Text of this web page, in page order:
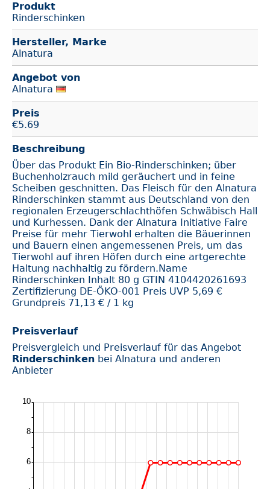
Produkt
Rinderschinken
Hersteller, Marke
Alnatura
Angebot von
Alnatura
Preis
€5.69
Beschreibung
Über das Produkt Ein Bio-Rinderschinken; über
Buchenholzrauch mild geräuchert und in feine
Scheiben geschnitten. Das Fleisch für den Alnatura
Rinderschinken stammt aus Deutschland von den
regionalen Erzeugerschlachthöfen Schwäbisch Hall
und Kurhessen. Dank der Alnatura Initiative Faire
Preise für mehr Tierwohl erhalten die Bäuerinnen
und Bauern einen angemessenen Preis, um das
Tierwohl auf ihren Höfen durch eine artgerechte
Haltung nachhaltig zu fördern.Name
Rinderschinken Inhalt 80 g GTIN 4104420261693
Zertifizierung DE-ÖKO-001 Preis UVP 5,69 €
Grundpreis 71,13 € / 1 kg
Preisverlauf
Preisvergleich und Preisverlauf für das Angebot
Rinderschinken bei Alnatura und anderen
Anbieter